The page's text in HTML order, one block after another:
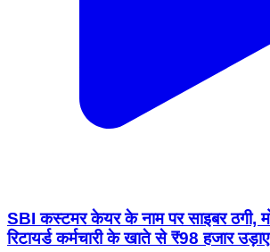
SBI कस्टमर केयर के नाम पर साइबर ठगी,
रिटायर्ड कर्मचारी के खाते से ₹98 हजार उड़ाए